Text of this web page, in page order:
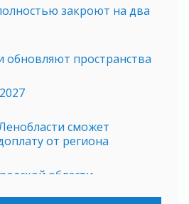
закроют на два
обновляют пространства
сможет
от региона
области